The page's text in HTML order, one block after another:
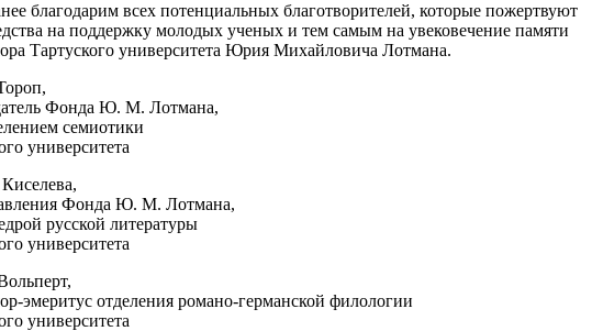
благодарим всех потенциальных благотворителей, которые пожертвуют
на поддержку молодых ученых и тем самым на увековечение памяти
Тартуского университета Юрия Михайловича Лотмана.
Фонда Ю. М. Лотмана,
семиотики
университета
Фонда Ю. М. Лотмана,
русской литературы
университета
эмеритус отделения романо-германской филологии
университета